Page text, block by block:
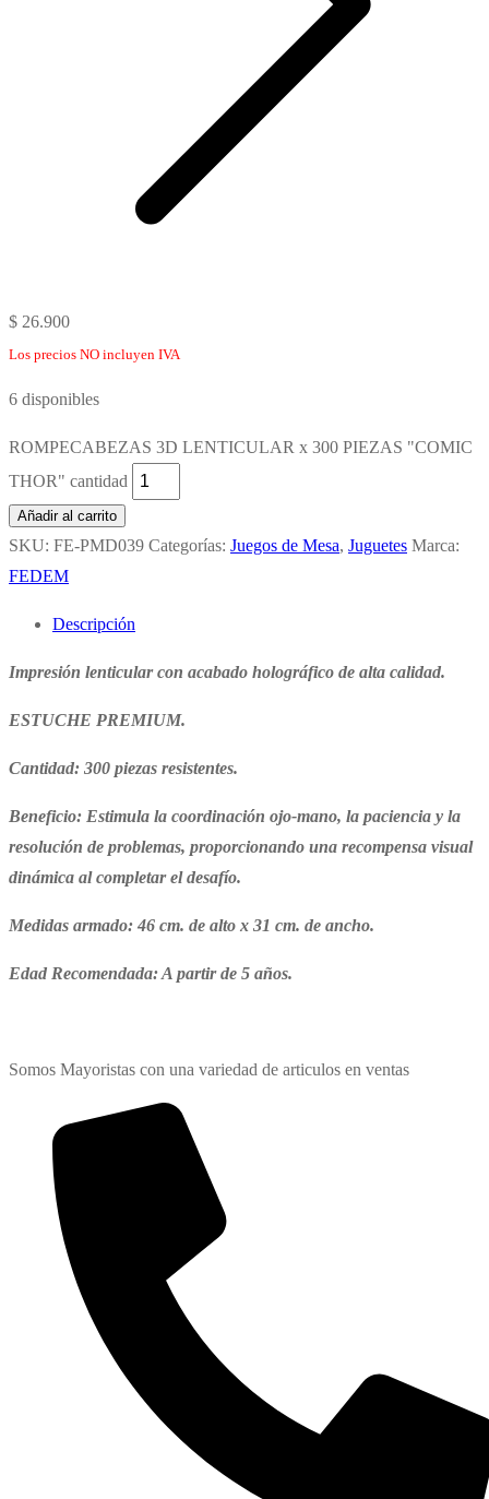
$ 26.900
Los precios NO incluyen IVA
6 disponibles
ROMPECABEZAS 3D LENTICULAR x 300 PIEZAS "COMIC
THOR" cantidad
Añadir al carrito
SKU: FE-PMD039 Categorías: Juegos de Mesa, Juguetes Marca:
FEDEM
Descripción
Impresión lenticular con acabado holográfico de alta calidad.
ESTUCHE PREMIUM.
Cantidad: 300 piezas resistentes.
Beneficio: Estimula la coordinación ojo-mano, la paciencia y la
resolución de problemas, proporcionando una recompensa visual
dinámica al completar el desafío.
Medidas armado: 46 cm. de alto x 31 cm. de ancho.
Edad Recomendada: A partir de 5 años.
Somos Mayoristas con una variedad de articulos en ventas